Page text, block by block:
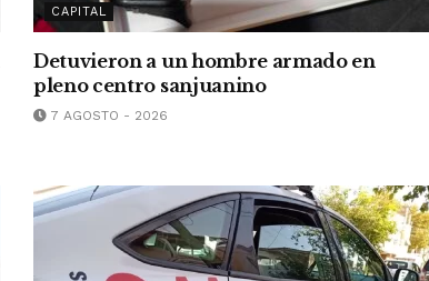
CAPITAL
Detuvieron a un hombre armado en
pleno centro sanjuanino
7 AGOSTO - 2026